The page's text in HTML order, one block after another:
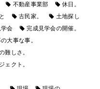
不動産事業部
休日。
古民家。
土地探し
会
完成見学会の開催。
大事な事。
難しさ。
ェクト。